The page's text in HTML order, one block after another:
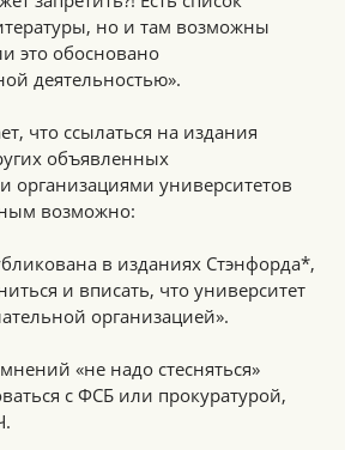
но и там возможны
это обосновано
деятельностью».
что ссылаться на издания
объявленных
организациями университетов
возможно:
в изданиях Стэнфорда*,
и вписать, что университет
организацией».
«не надо стесняться»
с ФСБ или прокуратурой,